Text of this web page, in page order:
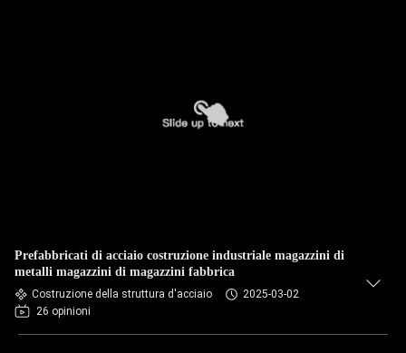
Prefabbricati di acciaio costruzione industriale magazzini di
metalli magazzini di magazzini fabbrica
Costruzione della struttura d'acciaio
2025-03-02
26 opinioni